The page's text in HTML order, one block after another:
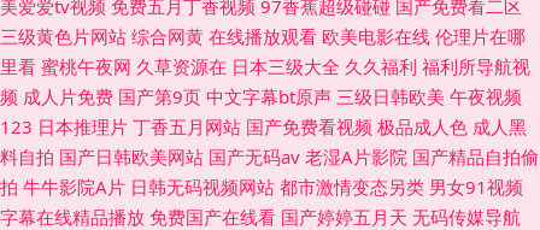
美爱爱tv视频 免费五月丁香视频 97香蕉超级碰碰 国产免费看二区
三级黄色片网站 综合网黄 在线播放观看 欧美电影在线 伦理片在哪
里看 蜜桃午夜网 久草资源在 日本三级大全 久久福利 福利所导航视
频 成人片免费 国产第9页 中文字幕bt原声 三级日韩欧美 午夜视频
123 日本推理片 丁香五月网站 国产免费看视频 极品成人色 成人黑
料自拍 国产日韩欧美网站 国产无码av 老湿A片影院 国产精品自拍偷
拍 牛牛影院A片 日韩无码视频网站 都市激情变态另类 男女91视频
字幕在线精品播放 免费国产在线看 国产婷婷五月天 无码传媒导航